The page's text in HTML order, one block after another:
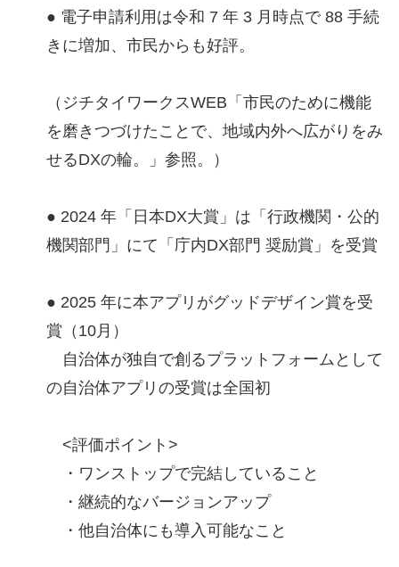
● 電子申請利用は令和 7 年 3 月時点で 88 手続
きに増加、市民からも好評。
（ジチタイワークスWEB「市民のために機能
を磨きつづけたことで、地域内外へ広がりをみ
せるDXの輪。」参照。）
● 2024 年「日本DX大賞」は「行政機関・公的
機関部門」にて「庁内DX部門 奨励賞」を受賞
● 2025 年に本アプリがグッドデザイン賞を受
賞（10月）
自治体が独自で創るプラットフォームとして
の自治体アプリの受賞は全国初
<評価ポイント>
・ワンストップで完結していること
・継続的なバージョンアップ
・他自治体にも導入可能なこと